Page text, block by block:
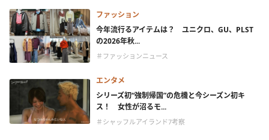
ファッション
今年流行るアイテムは？ ユニクロ、GU、PLST
の2026年秋...
＃ファッションニュース
エンタメ
シリーズ初“強制帰国”の危機と今シーズン初キ
ス！ 女性が沼るモ...
＃シャッフルアイランド7考察